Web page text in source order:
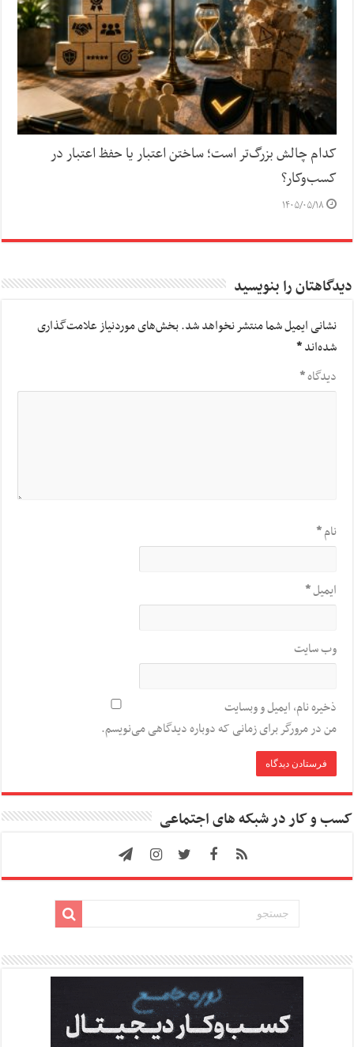
کدام چالش بزرگ‌تر است؛ ساختن اعتبار یا حفظ اعتبار در
کسب‌وکار؟
۱۴۰۵/۰۵/۱۸
دیدگاهتان را بنویسید
نشانی ایمیل شما منتشر نخواهد شد.بخش‌های موردنیاز علامت‌گذاری
شده‌اند*
دیدگاه*
نام*
ایمیل*
وب‌ سایت
ذخیره نام، ایمیل و وبسایت
من در مرورگر برای زمانی که دوباره دیدگاهی می‌نویسم.
کسب و کار در شبکه های اجتماعی